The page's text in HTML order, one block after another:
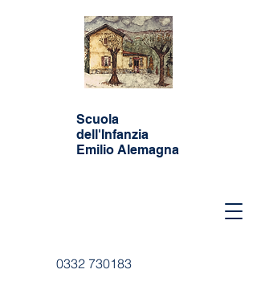
Scuola
dell'Infanzia
Emilio Alemagna
0332 730183